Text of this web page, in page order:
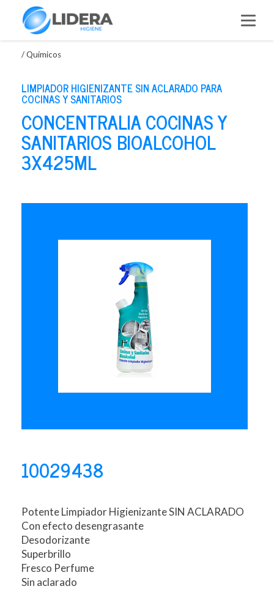
/Químicos
LIMPIADOR HIGIENIZANTE SIN ACLARADO PARA
COCINAS Y SANITARIOS
CONCENTRALIA COCINAS Y
SANITARIOS BIOALCOHOL
3X425ML
10029438
Potente Limpiador Higienizante SIN ACLARADO
Con efecto desengrasante
Desodorizante
Superbrillo
Fresco Perfume
Sin aclarado